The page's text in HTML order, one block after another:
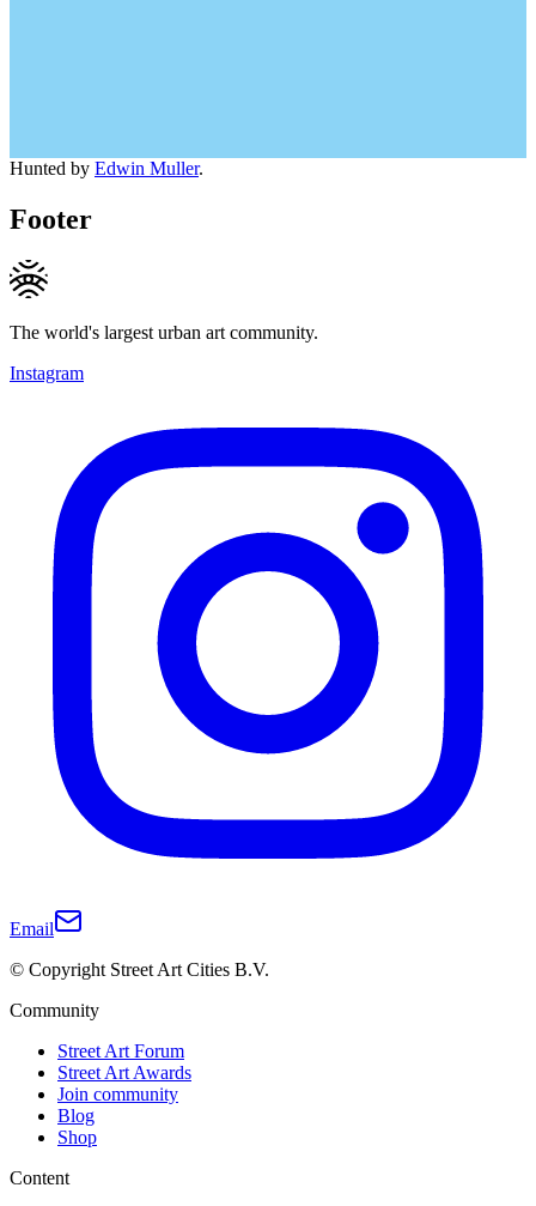
Hunted by Edwin Muller.
Footer
The world's largest urban art community.
Instagram
Email
© Copyright Street Art Cities B.V.
Community
Street Art Forum
Street Art Awards
Join community
Blog
Shop
Content